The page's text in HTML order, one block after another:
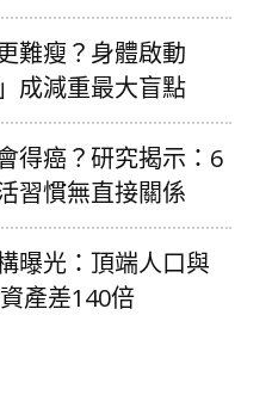
難瘦？身體啟動
成減重最大盲點
得癌？研究揭示：6
習慣無直接關係
曝光：頂端人口與
產差140倍